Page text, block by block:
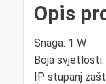
Opis
Snaga: 1 W
Boja svjetlosti:
IP stupanj